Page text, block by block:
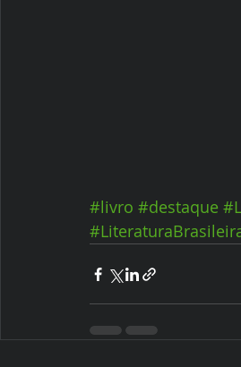
#livro #destaque